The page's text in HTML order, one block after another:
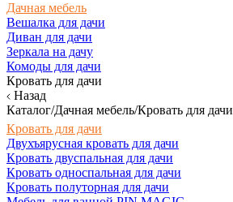
Дачная мебель
Вешалка для дачи
Диван для дачи
Зеркала на дачу
Комоды для дачи
Кровать для дачи
Назад
Каталог/Дачная мебель/Кровать для дачи
Кровать для дачи
Двухъярусная кровать для дачи
Кровать двуспальная для дачи
Кровать односпальная для дачи
Кровать полуторная для дачи